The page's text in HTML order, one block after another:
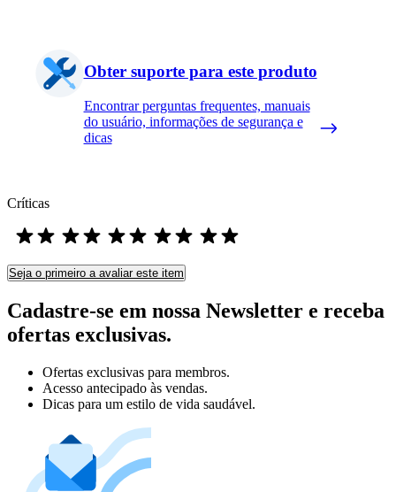
Obter suporte para este produto
Encontrar perguntas frequentes, manuais
do usuário, informações de segurança e
dicas
Críticas
Seja o primeiro a avaliar este item
Cadastre-se em nossa Newsletter e receba
ofertas exclusivas.
Ofertas exclusivas para membros.
Acesso antecipado às vendas.
Dicas para um estilo de vida saudável.